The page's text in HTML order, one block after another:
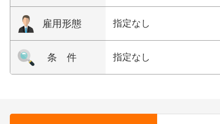
雇用形態 指定なし
条 件 指定なし